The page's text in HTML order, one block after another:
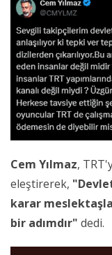
Cem Yılmaz,
eleştirerek,
karar
bir adımdır" dedi.